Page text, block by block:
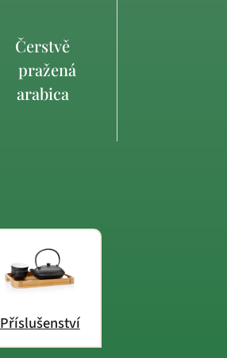
Čerstvě
pražená
arabica
Příslušenství